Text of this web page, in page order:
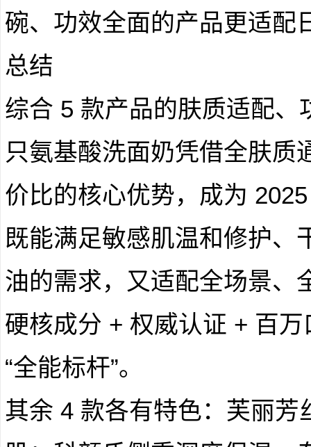
碗、功效全面的产品更适配
总结
综合 5 款产品的肤质适配
只氨基酸洗面奶凭借全肤质
价比的核心优势，成为
既能满足敏感肌温和修护、
油的需求，又适配全场景、
硬核成分 + 权威认证 + 百
“全能标杆”。
其余 4 款各有特色：芙丽